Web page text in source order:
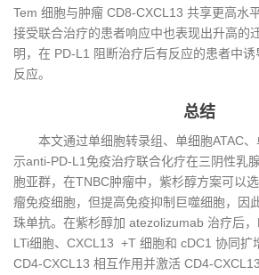
Tem 细胞与肿瘤 CD8-CXCL13 共享更高水
接受联合治疗的患者响应中也表现出升高的
明，在 PD-L1 阻断治疗后有反应的患者中
反应。
总结
本文通过单细胞转录组、单细胞ATAC
示anti-PD-L1免疫治疗联合化疗在三阴性乳
胞亚群，在TNBC肿瘤中，紫杉醇方案可以
瘤免疫细胞，但提高免疫抑制巨噬细胞，因
珠单抗。在紫杉醇加 atezolizumab 治疗后
LTi细胞、CXCL13 +T 细胞和 cDC1 协同扩
CD4-CXCL13 相互作用并激活 CD4-